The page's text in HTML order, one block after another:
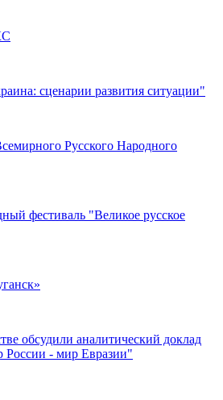
сценарии развития ситуации"
Русского Народного
фестиваль "Великое русское
обсудили аналитический доклад
России - мир Евразии"